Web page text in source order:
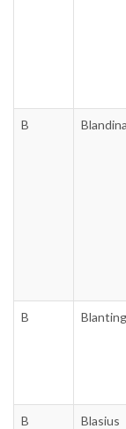
B Blandina
B Blanting
B Blasius